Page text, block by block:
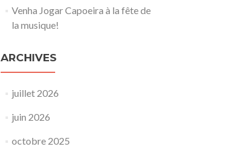
Venha Jogar Capoeira à la fête de
la musique!
ARCHIVES
juillet 2026
juin 2026
octobre 2025